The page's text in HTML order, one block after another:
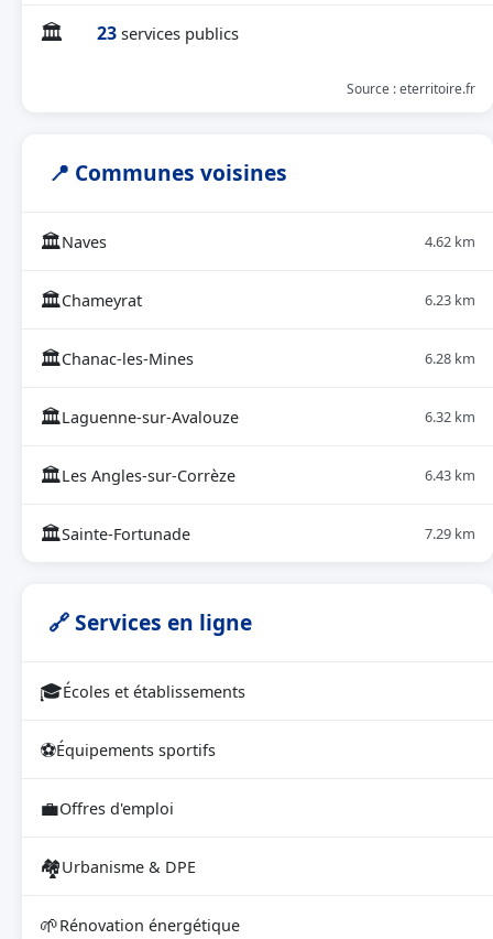
🏛 23 services publics
Source : eterritoire.fr
📍 Communes voisines
🏛Naves 4.62 km
🏛Chameyrat 6.23 km
🏛Chanac-les-Mines 6.28 km
🏛Laguenne-sur-Avalouze 6.32 km
🏛Les Angles-sur-Corrèze 6.43 km
🏛Sainte-Fortunade 7.29 km
🔗 Services en ligne
🎓Écoles et établissements
⚽Équipements sportifs
💼Offres d'emploi
🏘Urbanisme & DPE
🌱Rénovation énergétique